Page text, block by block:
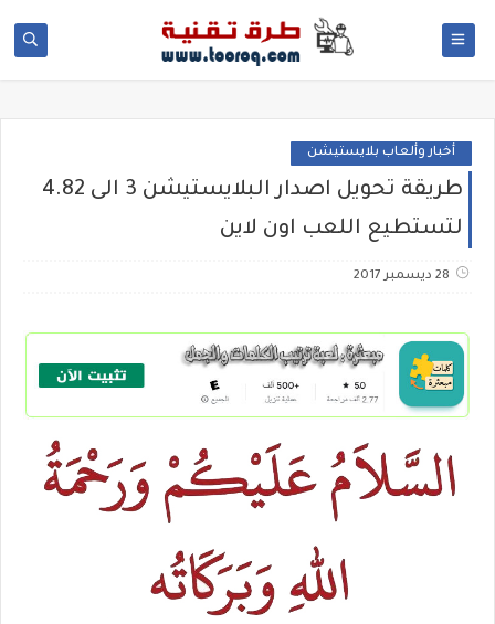
أخبار وألعاب بلايستيشن
طريقة تحويل اصدار البلايستيشن 3 الى 4.82
لتستطيع اللعب اون لاين
28 ديسمبر 2017